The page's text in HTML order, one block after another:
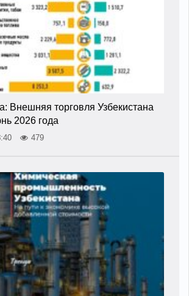
Внешняя торговля Узбекистана
2026 года
479